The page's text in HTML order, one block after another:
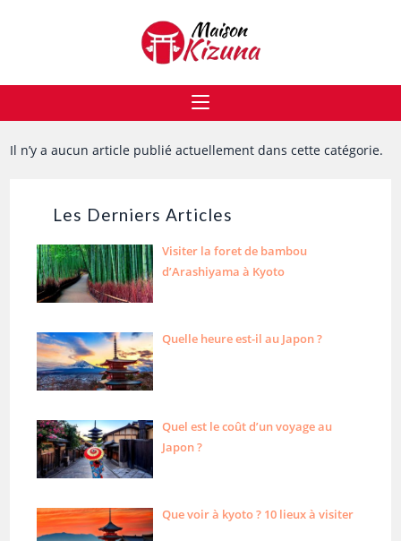
Il n’y a aucun article publié actuellement dans cette catégorie.
Les Derniers Articles
Visiter la foret de bambou
d’Arashiyama à Kyoto
Quelle heure est-il au Japon ?
Quel est le coût d’un voyage au
Japon ?
Que voir à kyoto ? 10 lieux à visiter